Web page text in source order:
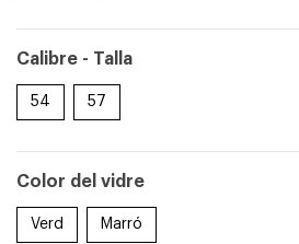
completa
Calibre - Talla
54 57
Color del vidre
Verd Marró